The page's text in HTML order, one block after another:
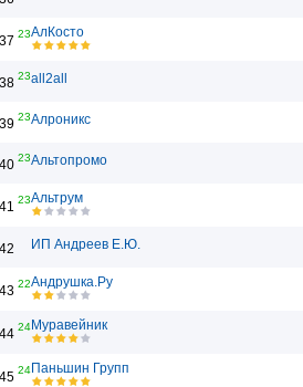
37 23АлКосто
38 23all2all
39 23Алроникс
40 23Альтопромо
41 23Альтрум
42 ИП Андреев Е.Ю.
43 22Андрушка.Ру
44 24Муравейник
45 24Паньшин Групп